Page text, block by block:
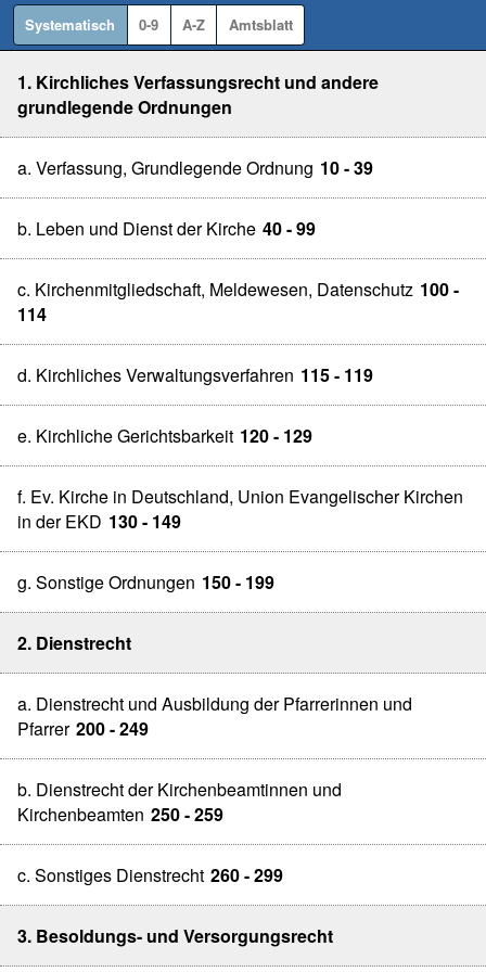
Systematisch 0-9 A-Z Amtsblatt
1. Kirchliches Verfassungsrecht und andere
grundlegende Ordnungen
a. Verfassung, Grundlegende Ordnung 10 - 39
b. Leben und Dienst der Kirche 40 - 99
c. Kirchenmitgliedschaft, Meldewesen, Datenschutz 100 -
114
d. Kirchliches Verwaltungsverfahren 115 - 119
e. Kirchliche Gerichtsbarkeit 120 - 129
f. Ev. Kirche in Deutschland, Union Evangelischer Kirchen
in der EKD 130 - 149
g. Sonstige Ordnungen 150 - 199
2. Dienstrecht
a. Dienstrecht und Ausbildung der Pfarrerinnen und
Pfarrer 200 - 249
b. Dienstrecht der Kirchenbeamtinnen und
Kirchenbeamten 250 - 259
c. Sonstiges Dienstrecht 260 - 299
3. Besoldungs- und Versorgungsrecht